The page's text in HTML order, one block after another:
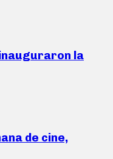
la
de cine,